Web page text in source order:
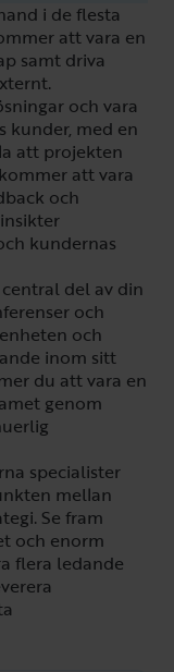
i de flesta
att vara en
samt driva
och vara
kunder, med en
att projekten
att vara
och
kundernas
del av din
och
och
inom sitt
du att vara en
genom
specialister
mellan
Se fram
och enorm
flera ledande